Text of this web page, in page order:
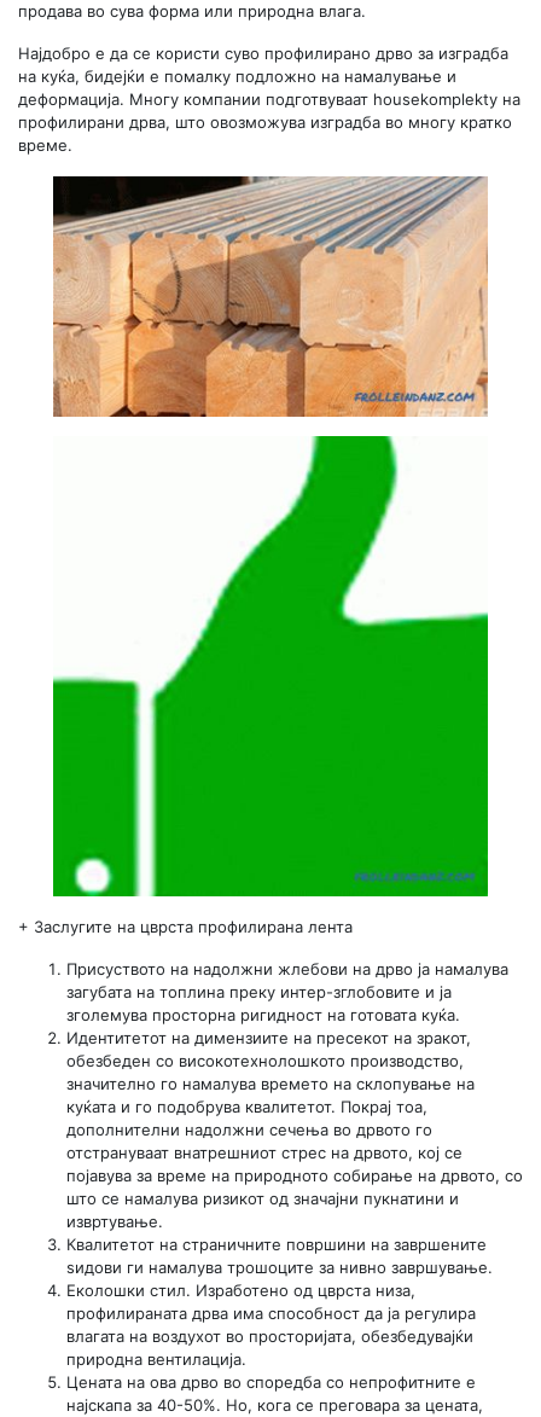
продава во сува форма или природна влага.
Најдобро е да се користи суво профилирано дрво за изградба
на куќа, бидејќи е помалку подложно на намалување и
деформација. Многу компании подготвуваат housekomplekty на
профилирани дрва, што овозможува изградба во многу кратко
време.
+ Заслугите на цврста профилирана лента
Присуството на надолжни жлебови на дрво ја намалува
загубата на топлина преку интер-зглобовите и ја
зголемува просторна ригидност на готовата куќа.
Идентитетот на димензиите на пресекот на зракот,
обезбеден со високотехнолошкото производство,
значително го намалува времето на склопување на
куќата и го подобрува квалитетот. Покрај тоа,
дополнителни надолжни сечења во дрвото го
отстрануваат внатрешниот стрес на дрвото, кој се
појавува за време на природното собирање на дрвото, со
што се намалува ризикот од значајни пукнатини и
извртување.
Квалитетот на страничните површини на завршените
ѕидови ги намалува трошоците за нивно завршување.
Еколошки стил. Изработено од цврста низа,
профилираната дрва има способност да ја регулира
влагата на воздухот во просторијата, обезбедувајќи
природна вентилација.
Цената на ова дрво во споредба со непрофитните е
најскапа за 40-50%. Но, кога се преговара за цената,